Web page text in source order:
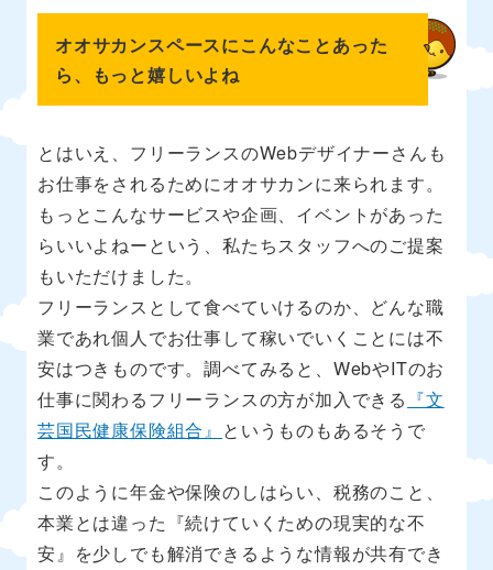
オオサカンスペースにこんなことあった
ら、もっと嬉しいよね
とはいえ、フリーランスのWebデザイナーさんも
お仕事をされるためにオオサカンに来られます。
もっとこんなサービスや企画、イベントがあった
らいいよねーという、私たちスタッフへのご提案
もいただけました。
フリーランスとして食べていけるのか、どんな職
業であれ個人でお仕事して稼いでいくことには不
安はつきものです。調べてみると、WebやITのお
仕事に関わるフリーランスの方が加入できる 『文
芸国民健康保険組合』 というものもあるそうで
す。
このように年金や保険のしはらい、税務のこと、
本業とは違った『続けていくための現実的な不
安』を少しでも解消できるような情報が共有でき